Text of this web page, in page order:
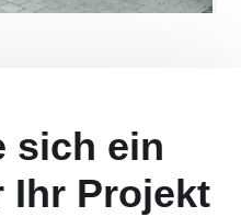
sich ein
Ihr Projekt